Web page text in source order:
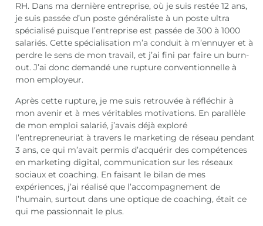
RH. Dans ma dernière entreprise, où je suis restée 12 ans,
je suis passée d’un poste généraliste à un poste ultra
spécialisé puisque l’entreprise est passée de 300 à 1000
salariés. Cette spécialisation m’a conduit à m’ennuyer et à
perdre le sens de mon travail, et j’ai fini par faire un burn-
out. J’ai donc demandé une rupture conventionnelle à
mon employeur.
Après cette rupture, je me suis retrouvée à réfléchir à
mon avenir et à mes véritables motivations. En parallèle
de mon emploi salarié, j’avais déjà exploré
l’entrepreneuriat à travers le marketing de réseau pendant
3 ans, ce qui m’avait permis d’acquérir des compétences
en marketing digital, communication sur les réseaux
sociaux et coaching. En faisant le bilan de mes
expériences, j’ai réalisé que l’accompagnement de
l’humain, surtout dans une optique de coaching, était ce
qui me passionnait le plus.